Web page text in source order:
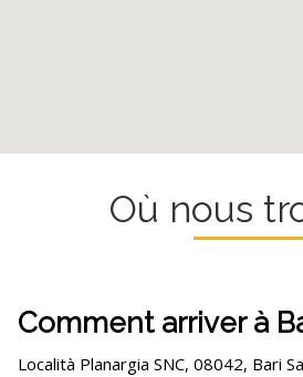
Où nous
Comment arriver à
Località Planargia SNC, 08042, Bari